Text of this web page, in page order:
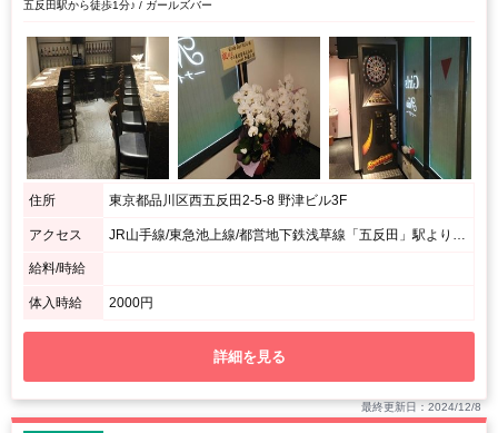
五反田駅から徒歩1分♪ / ガールズバー
住所 東京都品川区西五反田2-5-8 野津ビル3F
アクセス JR山手線/東急池上線/都営地下鉄浅草線「五反田」駅より徒歩1分♪ / 原価バーさんのあるビルの3Fです♪
給料/時給
体入時給 2000円
詳細を見る
最終更新日：2024/12/8